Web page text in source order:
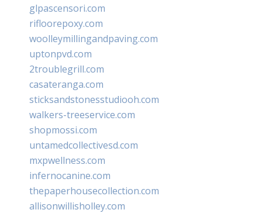
glpascensori.com
rifloorepoxy.com
woolleymillingandpaving.com
uptonpvd.com
2troublegrill.com
casateranga.com
sticksandstonesstudiooh.com
walkers-treeservice.com
shopmossi.com
untamedcollectivesd.com
mxpwellness.com
infernocanine.com
thepaperhousecollection.com
allisonwillisholley.com